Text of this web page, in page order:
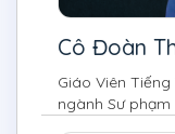
Cô Đoàn
Giáo Viên
ngành Sư